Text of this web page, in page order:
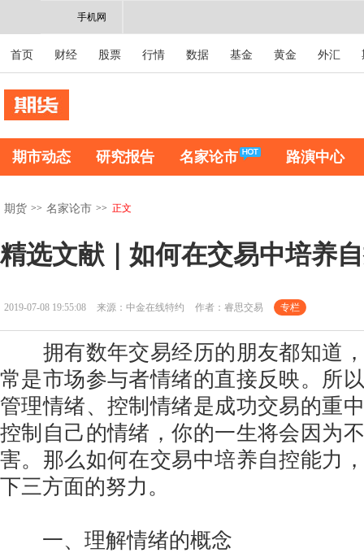
手机网
首页 财经 股票 行情 数据 基金 黄金 外汇
期市动态 研究报告 名家论市 路演中心
期货 >> 名家论市 >> 正文
精选文献｜如何在交易中培养
2019-07-08 19:55:08 来源：中金在线特约 作者：睿思交易 专栏
拥有数年交易经历的朋友都知道，
常是市场参与者情绪的直接反映。所
管理情绪、控制情绪是成功交易的重
控制自己的情绪，你的一生将会因为
害。那么如何在交易中培养自控能力
下三方面的努力。
一、理解情绪的概念